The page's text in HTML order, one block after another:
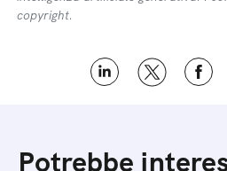
copyright.
Potrebbe